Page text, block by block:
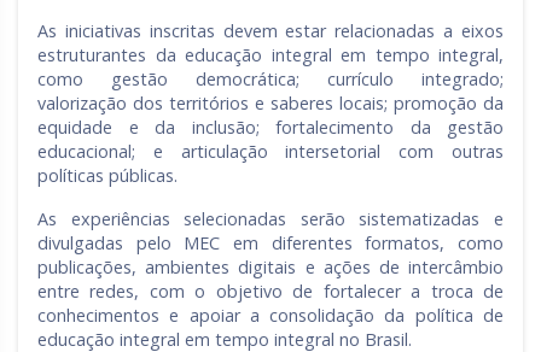
As iniciativas inscritas devem estar relacionadas a eixos
estruturantes da educação integral em tempo integral,
como gestão democrática; currículo integrado;
valorização dos territórios e saberes locais; promoção da
equidade e da inclusão; fortalecimento da gestão
educacional; e articulação intersetorial com outras
políticas públicas.
As experiências selecionadas serão sistematizadas e
divulgadas pelo MEC em diferentes formatos, como
publicações, ambientes digitais e ações de intercâmbio
entre redes, com o objetivo de fortalecer a troca de
conhecimentos e apoiar a consolidação da política de
educação integral em tempo integral no Brasil.